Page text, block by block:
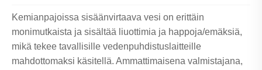
Kemianpajoissa sisäänvirtaava vesi on erittäin
monimutkaista ja sisältää liuottimia ja happoja/emäksiä,
mikä tekee tavallisille vedenpuhdistuslaitteille
mahdottomaksi käsitellä. Ammattimaisena valmistajana,